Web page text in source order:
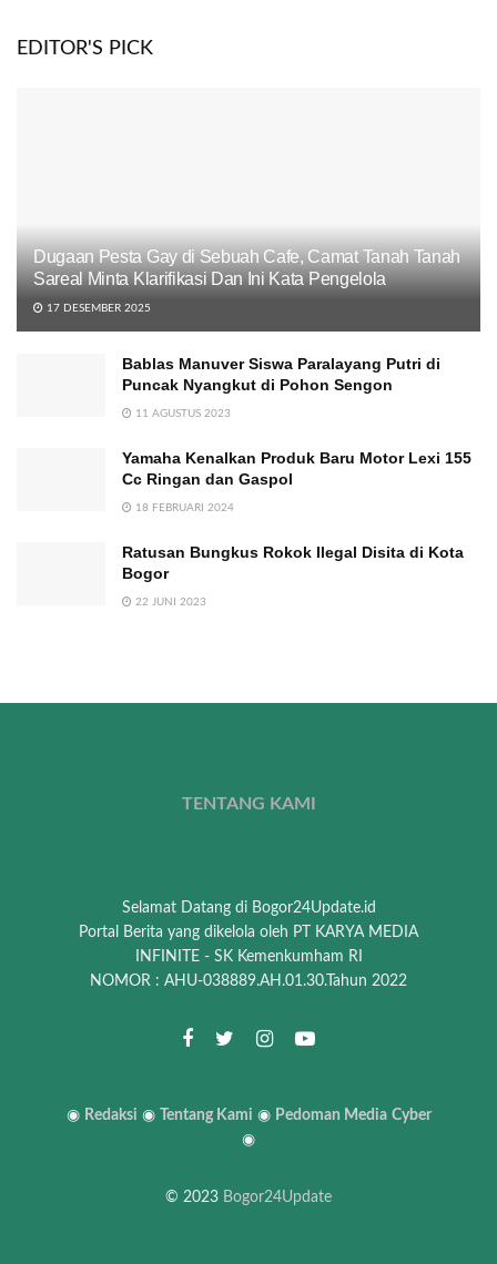
EDITOR'S PICK
Dugaan Pesta Gay di Sebuah Cafe, Camat Tanah Tanah
Sareal Minta Klarifikasi Dan Ini Kata Pengelola
17 DESEMBER 2025
Bablas Manuver Siswa Paralayang Putri di
Puncak Nyangkut di Pohon Sengon
11 AGUSTUS 2023
Yamaha Kenalkan Produk Baru Motor Lexi 155
Cc Ringan dan Gaspol
18 FEBRUARI 2024
Ratusan Bungkus Rokok Ilegal Disita di Kota
Bogor
22 JUNI 2023
TENTANG KAMI
Selamat Datang di Bogor24Update.id
Portal Berita yang dikelola oleh PT KARYA MEDIA
INFINITE - SK Kemenkumham RI
NOMOR : AHU-038889.AH.01.30.Tahun 2022
◉ Redaksi ◉ Tentang Kami ◉ Pedoman Media Cyber
◉
© 2023 Bogor24Update